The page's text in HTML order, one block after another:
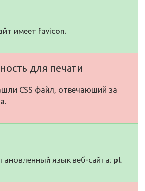
имеет favicon.
для печати
CSS файл, отвечающий за
язык веб-сайта: pl.